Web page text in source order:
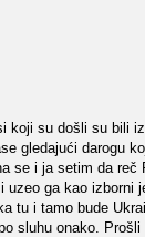
koji su došli su bili
gledajući darogu
se i ja setim da reč
ga kao izborni
tu i tamo bude
sluhu onako.